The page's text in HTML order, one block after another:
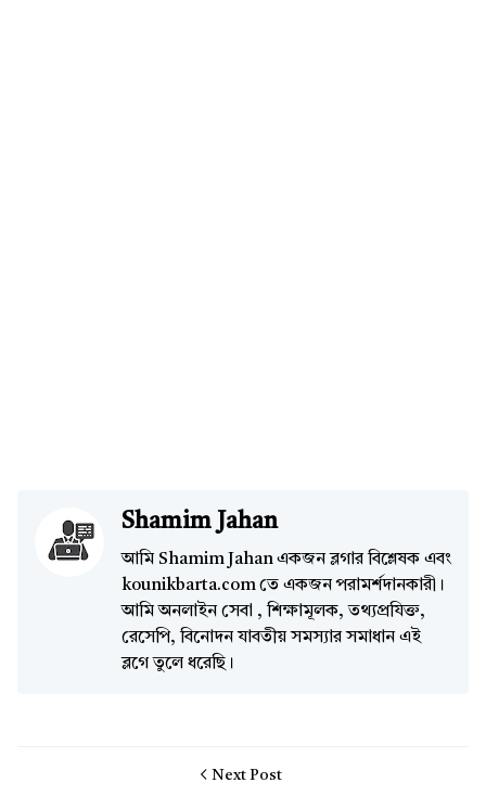
Shamim Jahan
আমি Shamim Jahan একজন ব্লগার বিশ্লেষক এবং
kounikbarta.com তে একজন পরামর্শদানকারী।
আমি অনলাইন সেবা , শিক্ষামূলক, তথ্যপ্রযিক্ত,
রেসেপি, বিনোদন যাবতীয় সমস্যার সমাধান এই
ব্লগে তুলে ধরেছি।
Next Post